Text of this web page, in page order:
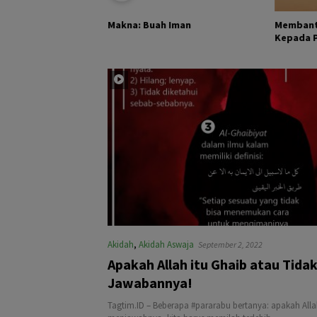
Makna: Buah Iman
Kepada
Akidah, Akidah Aswaja September 2, 2022
Apakah Allah itu Ghaib atau
Jawabannya!
Tagtim.ID – Beberapa #pararabu bertanya: apakah